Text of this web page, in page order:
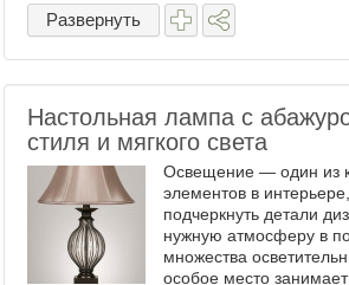
Развернуть
Настольная лампа с
стиля и мягкого света
Освещение — один из
элементов в
подчеркнуть детали
нужную атмосферу в
множества
особое место